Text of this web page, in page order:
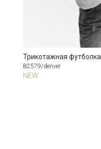
Трикотажная футболка
B2579/denver
NEW